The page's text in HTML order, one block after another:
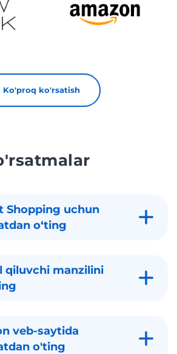
Ko'proq ko'rsatish
Shopping uchun
oʻting
qiluvchi manzilini
veb-saytida
o'ting